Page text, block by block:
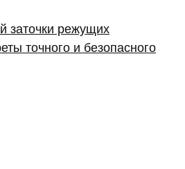
заточки режущих
точного и безопасного